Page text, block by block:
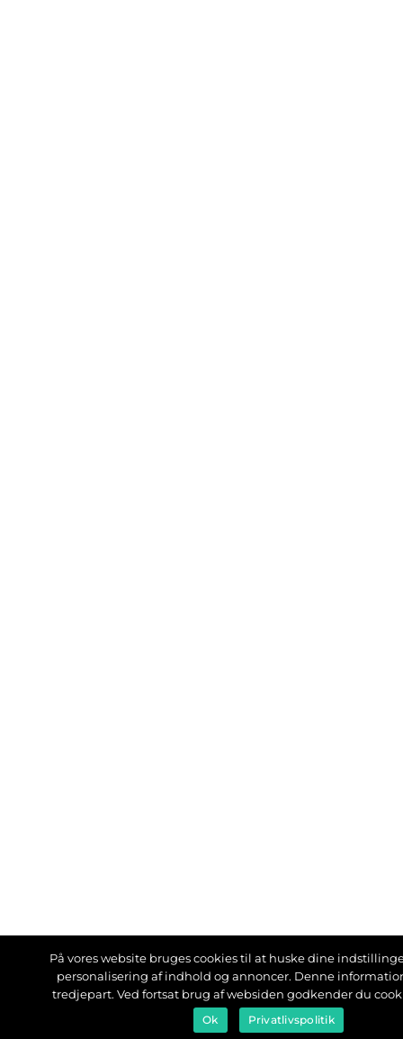
På vores website bruges cookies til at huske dine
personalisering af indhold og annoncer. Denne
tredjepart. Ved fortsat brug af websiden godkender du
Ok Privatlivspolitik